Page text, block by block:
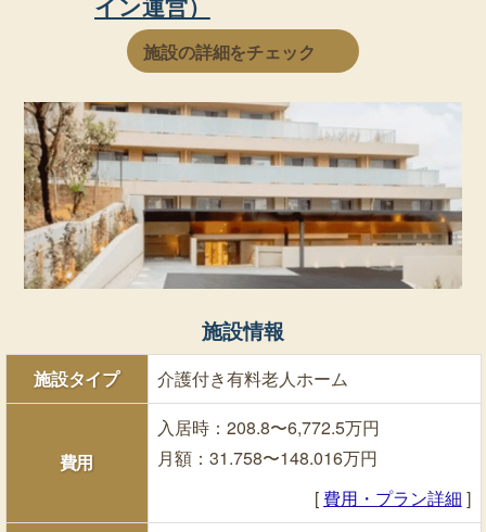
施設の詳細をチェック
施設情報
施設タイプ 介護付き有料老人ホーム
費用
入居時：208.8〜6,772.5万円
月額：31.758〜148.016万円
[ 費用・プラン詳細 ]